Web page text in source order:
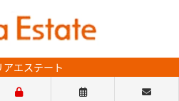
エステート